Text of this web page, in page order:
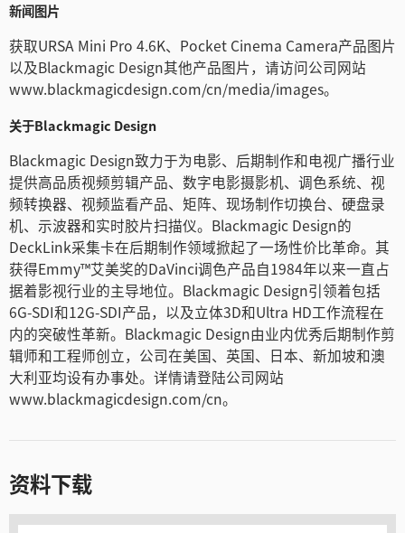
新闻图片
获取URSA Mini Pro 4.6K、Pocket Cinema Camera产品图片
以及Blackmagic Design其他产品图片，请访问公司网站
www.blackmagicdesign.com/cn/media/images。
关于Blackmagic Design
Blackmagic Design致力于为电影、后期制作和电视广播行业
提供高品质视频剪辑产品、数字电影摄影机、调色系统、视
频转换器、视频监看产品、矩阵、现场制作切换台、硬盘录
机、示波器和实时胶片扫描仪。Blackmagic Design的
DeckLink采集卡在后期制作领域掀起了一场性价比革命。其
获得Emmy™艾美奖的DaVinci调色产品自1984年以来一直占
据着影视行业的主导地位。Blackmagic Design引领着包括
6G-SDI和12G-SDI产品，以及立体3D和Ultra HD工作流程在
内的突破性革新。Blackmagic Design由业内优秀后期制作剪
辑师和工程师创立，公司在美国、英国、日本、新加坡和澳
大利亚均设有办事处。详情请登陆公司网站
www.blackmagicdesign.com/cn。
资料下载